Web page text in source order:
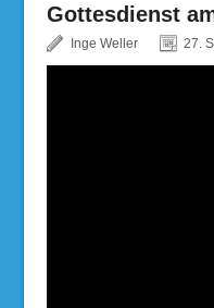
Gottesdienst
Inge Weller 27.